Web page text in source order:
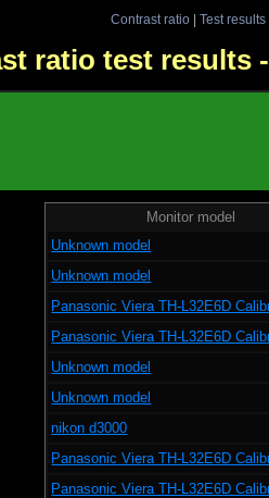
Contrast ratio| Test results
ratio test results
Monitor model
Unknown model
Unknown model
Panasonic Viera TH-L32E6D
Panasonic Viera TH-L32E6D
Unknown model
Unknown model
nikon d3000
Panasonic Viera TH-L32E6D
Panasonic Viera TH-L32E6D